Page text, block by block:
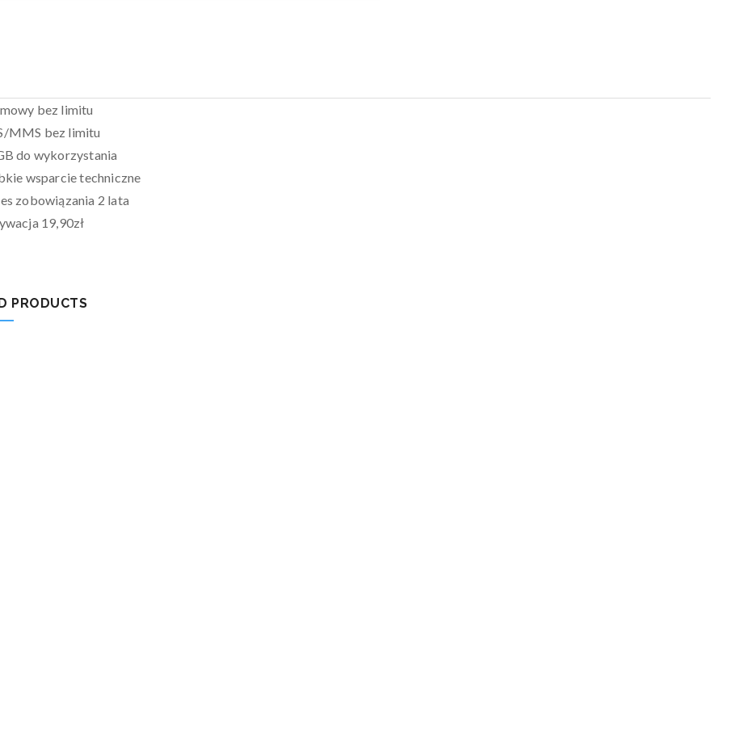
bez limitu
MMS bez limitu
do wykorzystania
wsparcie techniczne
zobowiązania 2 lata
19,90zł
PRODUCTS